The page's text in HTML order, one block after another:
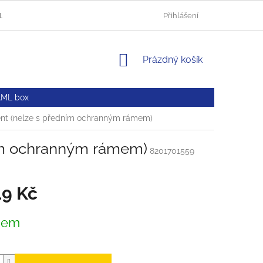
OBCHODNÍ PODMÍNKY
Přihlášení
NÁKUPNÍ
Prázdný košík
box
(nelze s předním ochranným rámem)
ochranným rámem) 8201701559
Kč